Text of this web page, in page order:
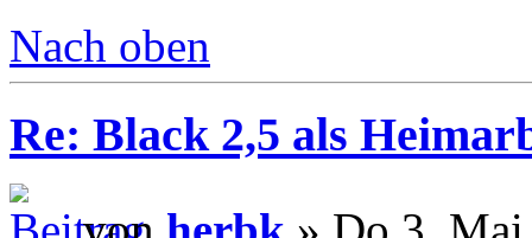
Nach oben
Re: Black 2,5 als